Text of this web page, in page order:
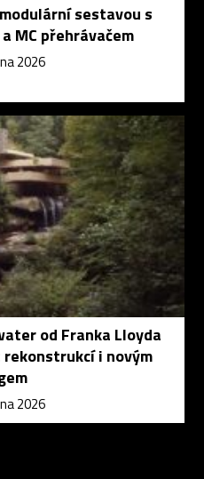
sestavou s
MC přehrávačem
2026
od Franka Lloyda
i novým
2026